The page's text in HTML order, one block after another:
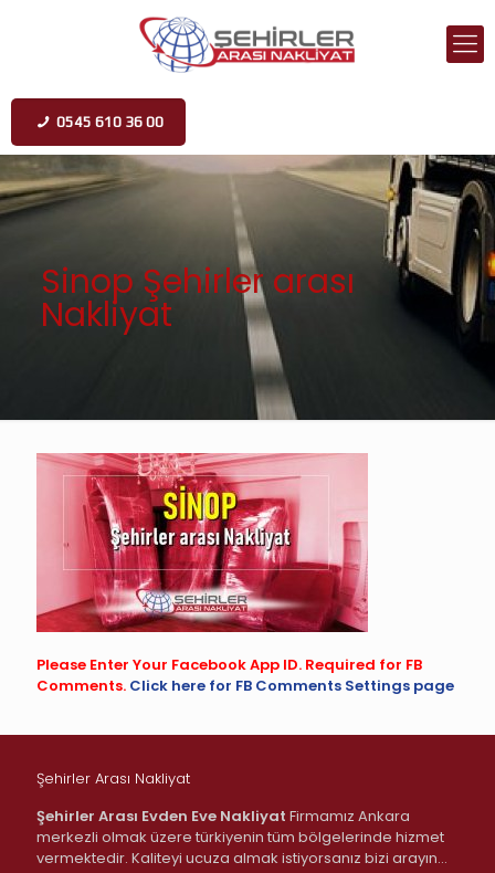
0545 610 36 00
Sinop Şehirler arası
Nakliyat
Please Enter Your Facebook App ID. Required for FB
Comments. Click here for FB Comments Settings page
Şehirler Arası Nakliyat
Şehirler Arası Evden Eve Nakliyat Firmamız Ankara
merkezli olmak üzere türkiyenin tüm bölgelerinde hizmet
vermektedir. Kaliteyi ucuza almak istiyorsanız bizi arayın…